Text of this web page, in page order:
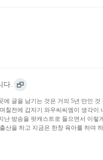
다.
에 글을 남기는 것은 거의 5년 만인
칠전에 갑자기 와우씨씨엠이 생각이
방송을 팟캐스트로 들으면서 이렇
산을 하고 지금은 한창 육아를 하며